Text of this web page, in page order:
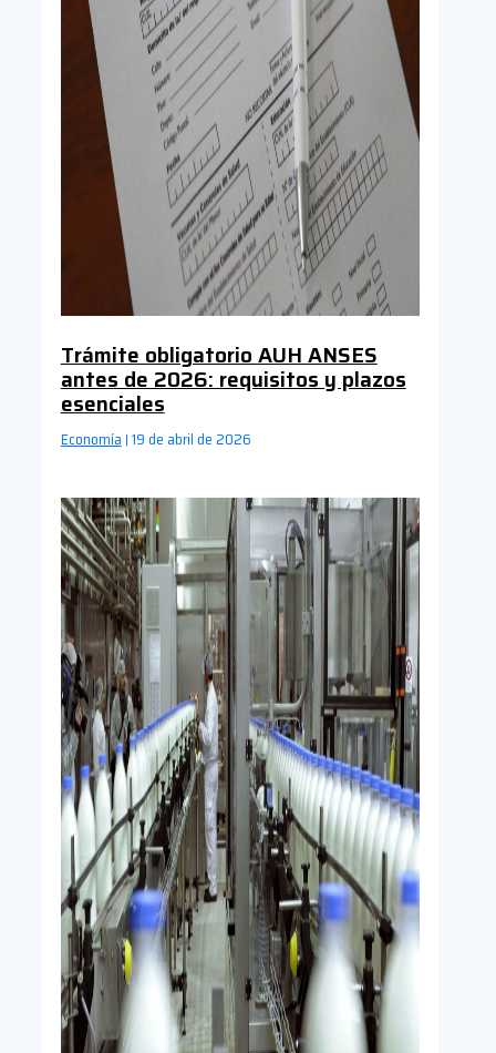
Trámite obligatorio AUH ANSES
antes de 2026: requisitos y plazos
esenciales
Economía | 19 de abril de 2026